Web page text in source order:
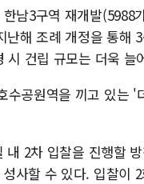
남3구역 재개발(5988
해 조례 개정을 통해
건립 규모는 더욱 늘
공원역을 끼고 있는
2차 입찰을 진행할
사할 수 있다. 입찰이